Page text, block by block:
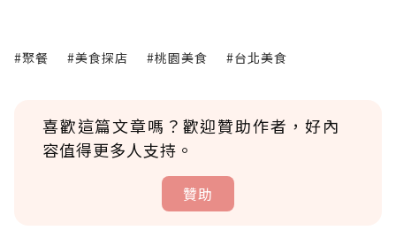
#聚餐 #美食探店 #桃園美食 #台北美食
喜歡這篇文章嗎？歡迎贊助作者，好內
容值得更多人支持。
贊助